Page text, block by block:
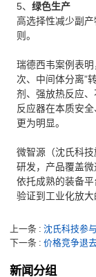
5、绿色生产
高选择性减少副
则。
瑞德西韦案例表
次、中间体分离”
剂、强放热反应
反应器在本质安
更为明显。
微智源（沈氏科
研发，产品覆盖
依托成熟的装备
验证到工业化放大
上一条
下一条
新闻分组